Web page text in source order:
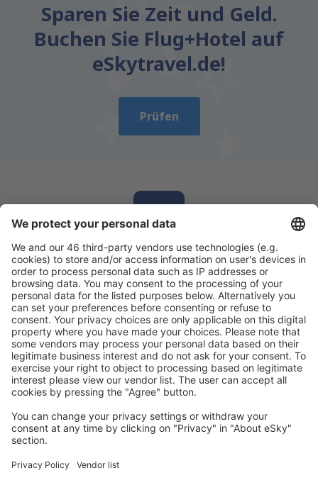
Sparen Sie Zeit und Geld.
Buchen Sie Flug+Hotel auf
eSkytravel.de!
Prüfen
Laden Sie unsere App herunterund planen
Sie Ihre Reisen
Reise planen
Flüge
Kurzurlaub
Urlaub